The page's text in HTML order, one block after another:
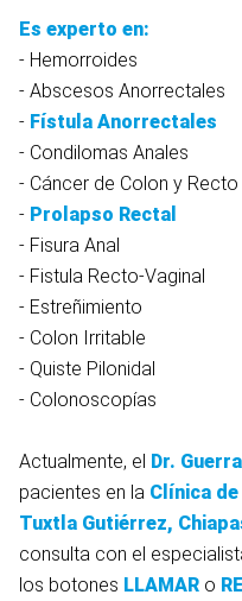
Es experto en:
- Hemorroides
- Abscesos Anorrectales
- Fístula Anorrectales
- Condilomas Anales
- Cáncer de Colon y Recto
- Prolapso Rectal
- Fisura Anal
- Fistula Recto-Vaginal
- Estreñimiento
- Colon Irritable
- Quiste Pilonidal
- Colonoscopías
Actualmente, el Dr.
pacientes en la Clínica
Tuxtla Gutiérrez,
consulta con el
los botones LLAMAR o